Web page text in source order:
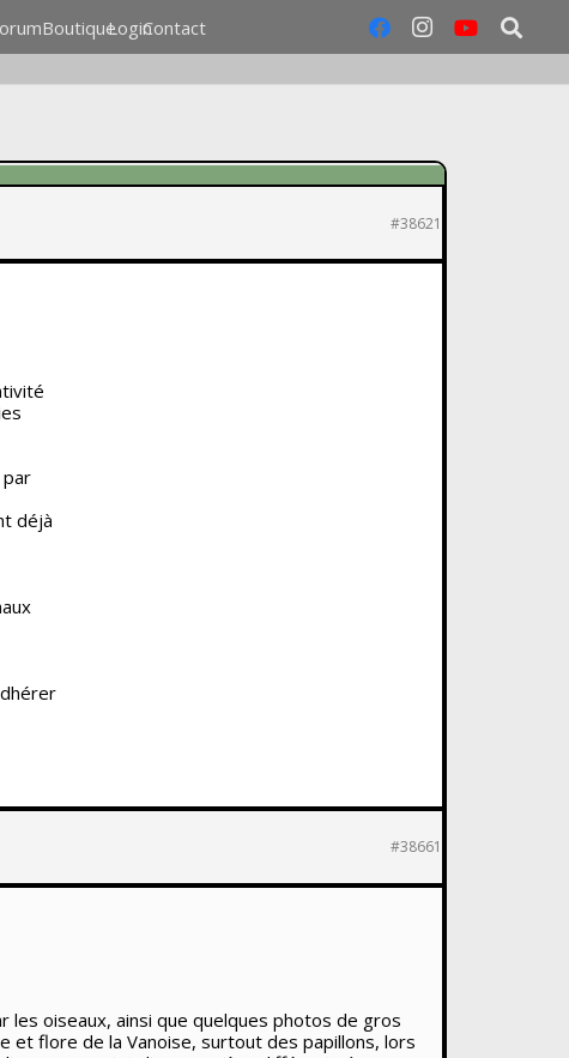
BoutiqueLoginContact
#38621
déjà
#38661
les oiseaux, ainsi que quelques photos de gros
et flore de la Vanoise, surtout des papillons, lors